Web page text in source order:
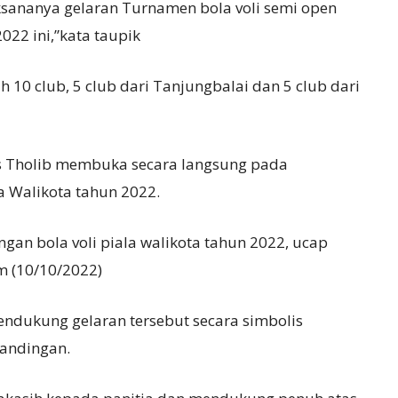
gelaran Turnamen bola voli semi open
ini,”kata taupik
10 club, 5 club dari Tanjungbalai dan 5 club dari
membuka secara langsung pada
Walikota tahun 2022.
bola voli piala walikota tahun 2022, ucap
(10/10/2022)
gelaran tersebut secara simbolis